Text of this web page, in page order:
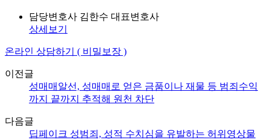
담당변호사 김한수 대표변호사
상세보기
온라인 상담하기 ( 비밀보장 )
이전글
성매매알선, 성매매로 얻은 금품이나 재물 등 범죄수익
까지 끝까지 추적해 원천 차단
다음글
딥페이크 성범죄, 성적 수치심을 유발하는 허위영상물